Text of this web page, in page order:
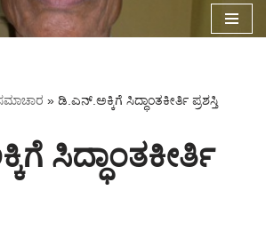
» ಡಿ.ಎನ್.ಅಕ್ಕಿಗೆ ಸಿದ್ಧಾಂತಕೀರ್ತಿ ಪ್ರಶಸ್ತಿ
ಸಿದ್ಧಾಂತಕೀರ್ತಿ